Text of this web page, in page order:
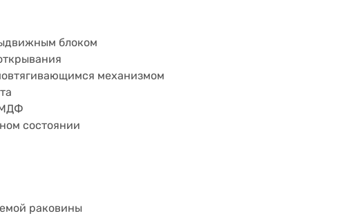
блоком
механизмом
МДФ
состоянии
раковины